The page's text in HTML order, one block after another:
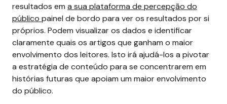
resultados em a sua plataforma de percepção do
público painel de bordo para ver os resultados por si
próprios. Podem visualizar os dados e identificar
claramente quais os artigos que ganham o maior
envolvimento dos leitores. Isto irá ajudá-los a pivotar
a estratégia de conteúdo para se concentrarem em
histórias futuras que apoiam um maior envolvimento
do público.